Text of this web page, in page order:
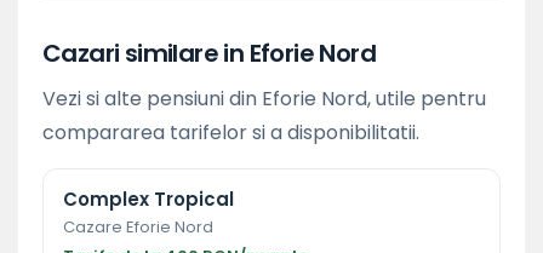
Cazari similare in Eforie Nord
Vezi si alte pensiuni din Eforie Nord, utile pentru
compararea tarifelor si a disponibilitatii.
Complex Tropical
Cazare Eforie Nord